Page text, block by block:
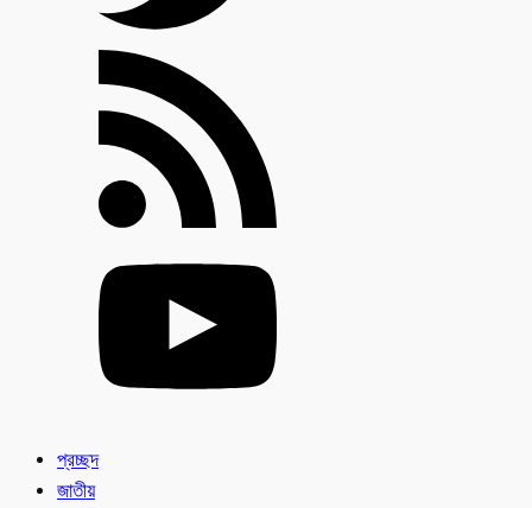
প্রচ্ছদ
জাতীয়